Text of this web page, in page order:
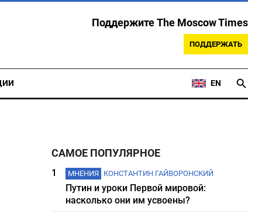
Поддержите The Moscow Times
ПОДДЕРЖАТЬ
EN
САМОЕ ПОПУЛЯРНОЕ
1 МНЕНИЯ КОНСТАНТИН ГАЙВОРОНСКИЙ
Путин и уроки Первой мировой:
насколько они им усвоены?